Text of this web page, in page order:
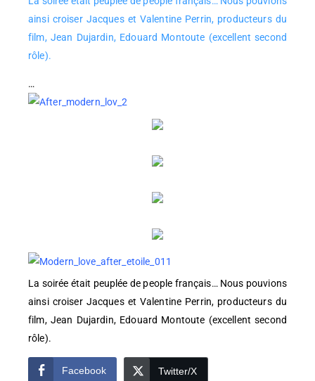
ainsi croiser Jacques et Valentine Perrin, producteurs du
film, Jean Dujardin, Edouard Montoute (excellent second
rôle).
…
La soirée était peuplée de people français… Nous pouvions
ainsi croiser Jacques et Valentine Perrin, producteurs du
film, Jean Dujardin, Edouard Montoute (excellent second
rôle).
Facebook Twitter/X